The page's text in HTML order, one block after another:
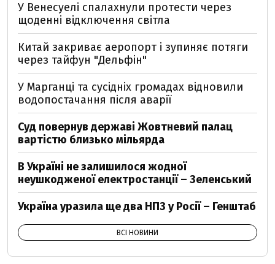
У Венесуелі спалахнули протести через
щоденні відключення світла
Китай закриває аеропорт і зупиняє потяги
через тайфун "Дельфін"
У Марганці та сусідніх громадах відновили
водопостачання після аварії
Суд повернув державі Жовтневий палац
вартістю близько мільярда
В Україні не залишилося жодної
неушкодженої електростанції – Зеленський
Україна уразила ще два НПЗ у Росії – Генштаб
ВСІ НОВИНИ